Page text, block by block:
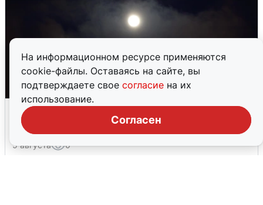
На информационном ресурсе применяются
cookie-файлы. Оставаясь на сайте, вы
подтверждаете свое согласие на их
использование.
Согласен
Взрывы в Воронеже после сигнала
тревоги
5 августа 0